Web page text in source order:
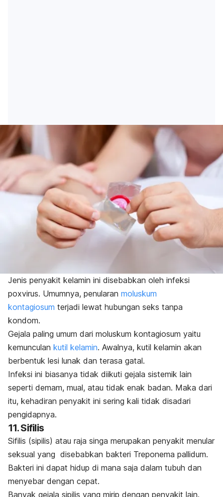
Jenis penyakit kelamin ini disebabkan oleh infeksi
poxvirus. Umumnya, penularan moluskum
kontagiosum terjadi lewat hubungan seks tanpa
kondom.
Gejala paling umum dari moluskum kontagiosum yaitu
kemunculan kutil kelamin. Awalnya, kutil kelamin akan
berbentuk lesi lunak dan terasa gatal.
Infeksi ini biasanya tidak diikuti gejala sistemik lain
seperti demam, mual, atau tidak enak badan. Maka dari
itu, kehadiran penyakit ini sering kali tidak disadari
pengidapnya.
11. Sifilis
Sifilis (sipilis) atau raja singa merupakan penyakit menular
seksual yang disebabkan bakteri Treponema pallidum.
Bakteri ini dapat hidup di mana saja dalam tubuh dan
menyebar dengan cepat.
Banyak gejala sipilis yang mirip dengan penyakit lain.